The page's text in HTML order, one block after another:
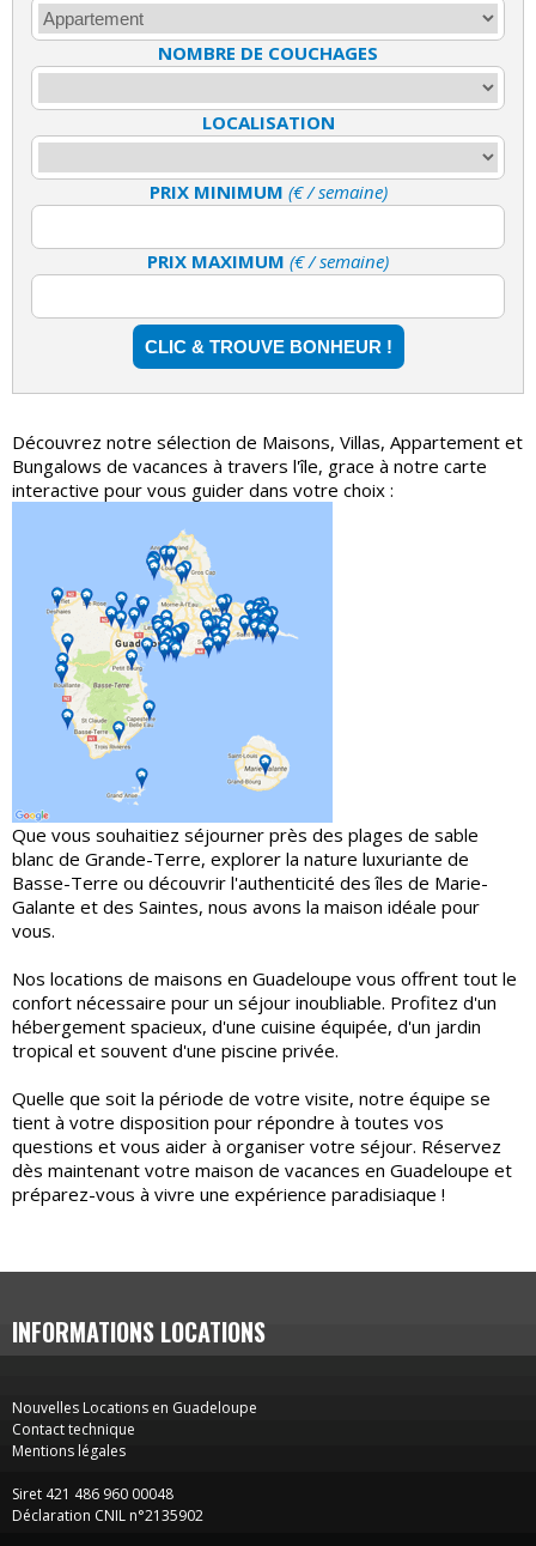
NOMBRE DE COUCHAGES
LOCALISATION
PRIX MINIMUM (€ / semaine)
PRIX MAXIMUM (€ / semaine)
Découvrez notre sélection de Maisons, Villas, Appartement et
Bungalows de vacances à travers l'île, grace à notre carte
interactive pour vous guider dans votre choix :
Que vous souhaitiez séjourner près des plages de sable
blanc de Grande-Terre, explorer la nature luxuriante de
Basse-Terre ou découvrir l'authenticité des îles de Marie-
Galante et des Saintes, nous avons la maison idéale pour
vous.
Nos locations de maisons en Guadeloupe vous offrent tout le
confort nécessaire pour un séjour inoubliable. Profitez d'un
hébergement spacieux, d'une cuisine équipée, d'un jardin
tropical et souvent d'une piscine privée.
Quelle que soit la période de votre visite, notre équipe se
tient à votre disposition pour répondre à toutes vos
questions et vous aider à organiser votre séjour. Réservez
dès maintenant votre maison de vacances en Guadeloupe et
préparez-vous à vivre une expérience paradisiaque !
INFORMATIONS LOCATIONS
Nouvelles Locations en Guadeloupe
Contact technique
Mentions légales
Siret 421 486 960 00048
Déclaration CNIL n°2135902